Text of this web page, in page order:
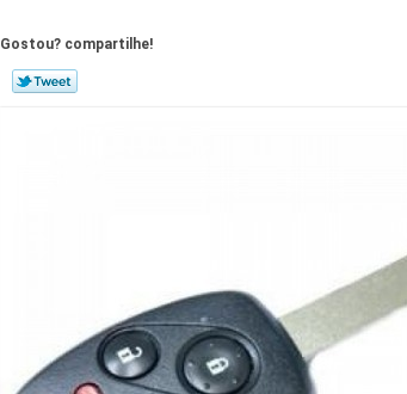
Gostou? compartilhe!